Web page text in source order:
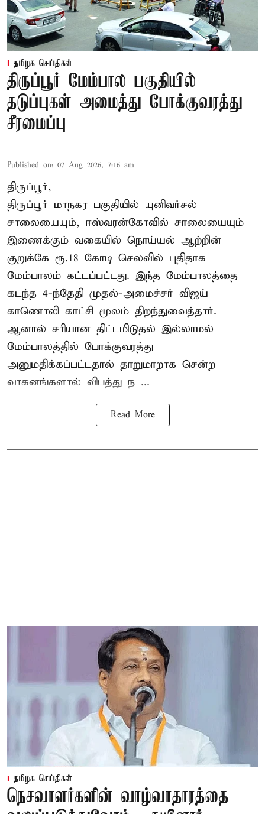
தமிழக செய்திகள்
திருப்பூர் மேம்பால பகுதியில்
தடுப்புகள் அமைத்து போக்குவரத்து
சீரமைப்பு
Published on: 07 Aug 2026, 7:16 am
திருப்பூர்,
திருப்பூர் மாநகர பகுதியில் யுனிவர்சல்
சாலையையும், ஈஸ்வரன்கோவில் சாலையையும்
இணைக்கும் வகையில் நொய்யல் ஆற்றின்
குறுக்கே ரூ.18 கோடி செலவில் புதிதாக
மேம்பாலம் கட்டப்பட்டது. இந்த மேம்பாலத்தை
கடந்த 4-ந்தேதி முதல்-அமைச்சர் விஜய்
காணொலி காட்சி மூலம் திறந்துவைத்தார்.
ஆனால் சரியான திட்டமிடுதல் இல்லாமல்
மேம்பாலத்தில் போக்குவரத்து
அனுமதிக்கப்பட்டதால் தாறுமாறாக சென்ற
வாகனங்களால் விபத்து ந ...
Read More
தமிழக செய்திகள்
நெசவாளர்களின் வாழ்வாதாரத்தை